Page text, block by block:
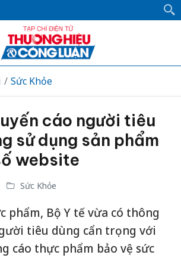
Sức Khỏe
cáo người tiêu
sử dụng sản phẩm
website
Sức Khỏe
phẩm, Bộ Y tế vừa có thông
tiêu dùng cẩn trọng với
cáo thực phẩm bảo vệ sức